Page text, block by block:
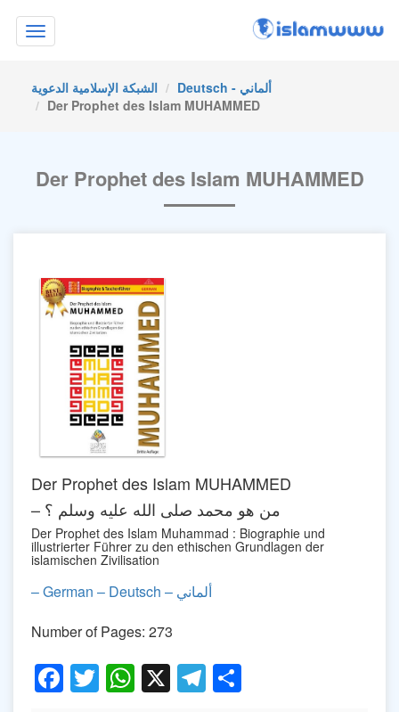
Toggle
navigation
الشبكة الإسلامية الدعوية
Deutsch - ألماني
Der Prophet des Islam MUHAMMED
Der Prophet des Islam MUHAMMED
Der Prophet des Islam MUHAMMED
– من هو محمد صلى الله عليه وسلم ؟
Der Prophet des Islam Muhammad : Biographie und
illustrierter Führer zu den ethischen Grundlagen der
islamischen Zivilisation
– German – Deutsch – ألماني
Number of Pages: 273
Facebook
Twitter
WhatsApp
X Telegram